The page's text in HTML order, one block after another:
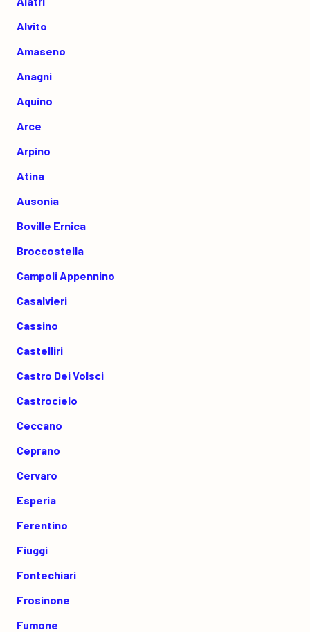
Alvito
Amaseno
Anagni
Aquino
Arce
Arpino
Atina
Ausonia
Boville Ernica
Broccostella
Campoli Appennino
Casalvieri
Cassino
Castelliri
Castro Dei Volsci
Castrocielo
Ceccano
Ceprano
Cervaro
Esperia
Ferentino
Fiuggi
Fontechiari
Frosinone
Fumone